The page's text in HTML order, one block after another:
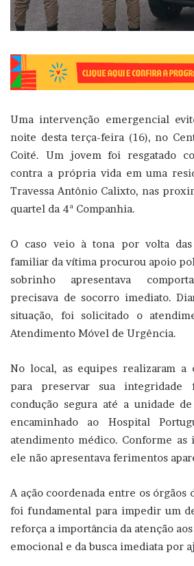
Uma intervenção emergencial
noite desta terça-feira (16), no
Coité. Um jovem foi resgatado
contra a própria vida em uma
Travessa Antônio Calixto, nas
quartel da 4ª Companhia.
O caso veio à tona por volta
familiar da vítima procurou apoio
sobrinho apresentava
precisava de socorro imediato.
situação, foi solicitado o
Atendimento Móvel de Urgência.
No local, as equipes realizaram a
para preservar sua
condução segura até a unidade
encaminhado ao Hospital
atendimento médico. Conforme as
ele não apresentava ferimentos
A ação coordenada entre os órgãos
foi fundamental para impedir um
reforça a importância da atenção
emocional e da busca imediata por